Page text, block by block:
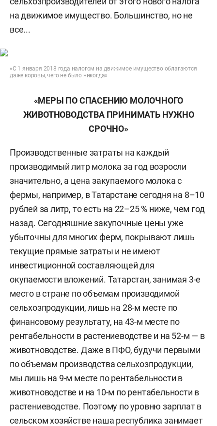
на движимое имущество. Большинство, но не
все...
«С 1 января 2018 года налогом на движимое имущество облагаются
даже коровы, чего не было никогда»
«МЕРЫ ПО СПАСЕНИЮ МОЛОЧНОГО
ЖИВОТНОВОДСТВА ПРИНИМАТЬ НУЖНО
СРОЧНО»
Производственные затраты на каждый
производимый литр молока за год возросли
значительно, а цена закупаемого молока с
фермы, например, в Татарстане сегодня на 8–10
рублей за литр, то есть на 22–25 % ниже, чем год
назад. Сегодняшние закупочные цены уже
убыточны для многих ферм, покрывают лишь
текущие прямые затраты и не имеют
инвестиционной составляющей для
окупаемости вложений. Татарстан, занимая 3-е
место в стране по объемам производимой
сельхозпродукции, лишь на 28-м месте по
финансовому результату, на 43-м месте по
рентабельности в растениеводстве и на 52-м — в
животноводстве. Даже в ПФО, будучи первыми
по объемам производства сельхозпродукции,
мы лишь на 9-м месте по рентабельности в
животноводстве и на 10-м по рентабельности в
растениеводстве. Поэтому по уровню зарплат в
сельском хозяйстве наша республика занимает